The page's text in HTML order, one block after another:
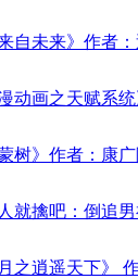
来自未来》作者
动画之天赋系
树》作者：康
就擒吧：倒追
之逍遥天下》